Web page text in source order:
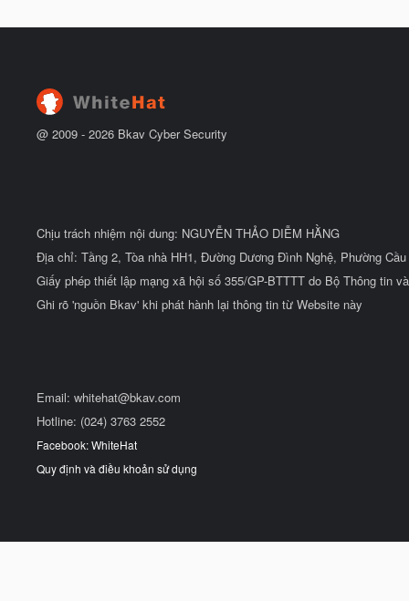
y
ầ
@ 2009 - 2026 Bkav Cyber Security
Chịu trách nhiệm nội dung: NGUYỄN THẢO DIỄM HẰNG
Địa chỉ: Tầng 2, Tòa nhà HH1, Đường Dương Đình Nghệ, Phường
Giấy phép thiết lập mạng xã hội số 355/GP-BTTTT do Bộ Thông tin
Ghi rõ 'nguồn Bkav' khi phát hành lại thông tin từ Website này
Email: whitehat@bkav.com
Hotline: (024) 3763 2552
Facebook: WhiteHat
Quy định và điều khoản sử dụng